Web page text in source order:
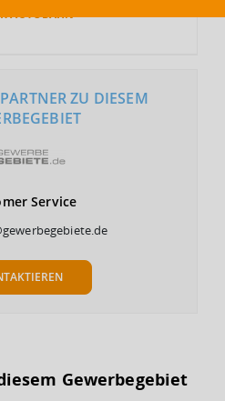
AUTOBAHN
ZU DIESEM
Service
Gewerbegebiet